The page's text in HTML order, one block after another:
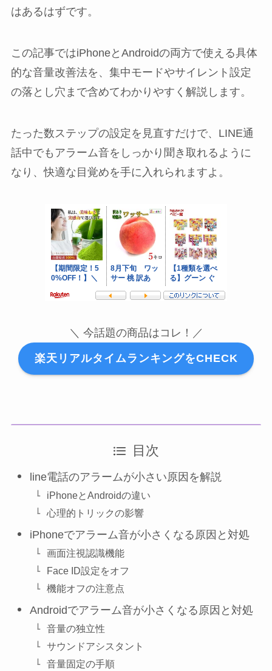
はあるはずです。
この記事ではiPhoneとAndroidの両方で使える具体
的な音量改善法を、集中モードやサイレント設定
の落とし穴まで含めてわかりやすく解説します。
たった数ステップの設定を見直すだけで、LINE通
話中でもアラーム音をしっかり聞き取れるように
なり、快適な目覚めを手に入れられますよ。
＼ 今話題の商品はコレ！／
楽天リアルタイムランキングをCHECK
目次
line電話のアラームが小さい原因を解説
iPhoneとAndroidの違い
心理的トリックの影響
iPhoneでアラーム音が小さくなる原因と対処
画面注視認識機能
Face ID設定をオフ
機能オフの注意点
Androidでアラーム音が小さくなる原因と対処
音量の独立性
サウンドアシスタント
音量固定の手順